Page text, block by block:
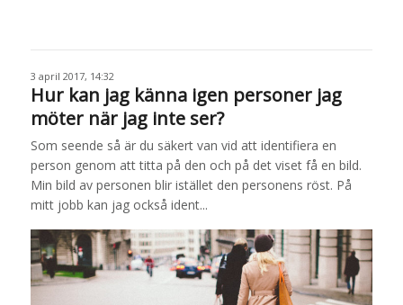
3 april 2017, 14:32
Hur kan jag känna igen personer jag
möter när jag inte ser?
Som seende så är du säkert van vid att identifiera en
person genom att titta på den och på det viset få en bild.
Min bild av personen blir istället den personens röst. På
mitt jobb kan jag också ident...